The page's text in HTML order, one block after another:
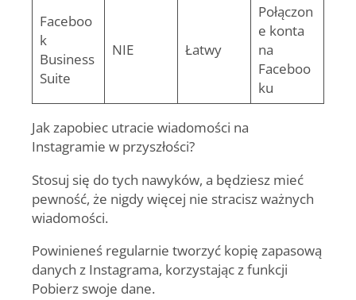
Faceboo
k
Business
Suite
NIE Łatwy
Połączon
e konta
na
Faceboo
ku
Jak zapobiec utracie wiadomości na
Instagramie w przyszłości?
Stosuj się do tych nawyków, a będziesz mieć
pewność, że nigdy więcej nie stracisz ważnych
wiadomości.
Powinieneś regularnie tworzyć kopię zapasową
danych z Instagrama, korzystając z funkcji
Pobierz swoje dane.